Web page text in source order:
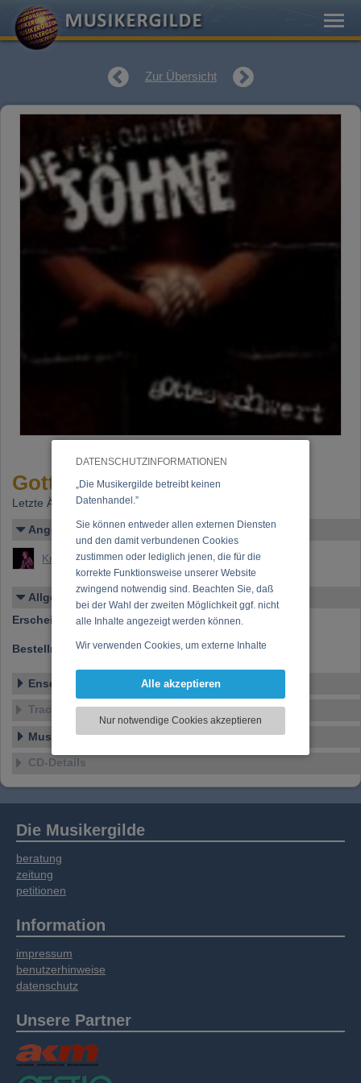
DATENSCHUTZINFORMATIONEN
„Die Musikergilde betreibt keinen
Datenhandel.”
Sie können entweder allen externen Diensten
und den damit verbundenen Cookies
zustimmen oder lediglich jenen, die für die
korrekte Funktionsweise unserer Website
zwingend notwendig sind. Beachten Sie, daß
bei der Wahl der zweiten Möglichkeit ggf. nicht
alle Inhalte angezeigt werden können.
Wir verwenden Cookies, um externe Inhalte
Funktionen für soziale Medien anbieten zu
zu analysieren. Dabei werden ggf.
Informationen zu Ihrer Verwendung unserer
soziale Medien, Werbung und Analysen
Informationen möglicherweise mit weiteren
Daten zusammen, die Sie bereitgestellt haben
oder die sie im Rahmen Ihrer Nutzung der
Dienste gesammelt haben.
Alle akzeptieren
Nur notwendige Cookies akzeptieren
Zur Übersicht
Gottes Schwert
Letzte Änderung: 17.11.2003
Angelegt von
Krampl, Thomas (Dr. Thomas Krampl)
Allgemeines
Erscheinen bei:Edel Records 1997
Bestellnummer:0089912CTR
Ensemble
Tracklist
Musikstile
CD-Details
Die Musikergilde
beratung
zeitung
petitionen
Information
impressum
benutzerhinweise
datenschutz
Unsere Partner